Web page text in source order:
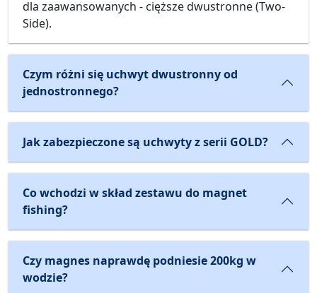
dla zaawansowanych - cięższe dwustronne (Two-
Side).
Czym różni się uchwyt dwustronny od
jednostronnego?
Jak zabezpieczone są uchwyty z serii GOLD?
Co wchodzi w skład zestawu do magnet
fishing?
Czy magnes naprawdę podniesie 200kg w
wodzie?